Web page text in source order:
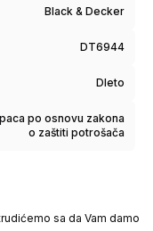
Black & Decker
DT6944
Dleto
po osnovu zakona
o zaštiti potrošača
sa da Vam damo